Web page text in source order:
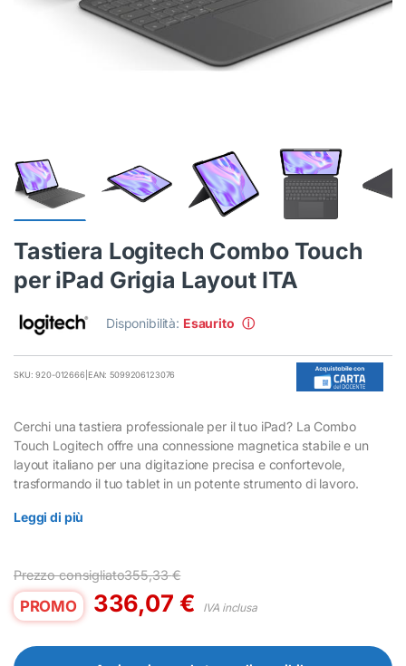
Tastiera Logitech Combo Touch
per iPad Grigia Layout ITA
Disponibilità: Esaurito ⓘ
SKU: 920-012666 EAN: 5099206123076
Cerchi una tastiera professionale per il tuo iPad? La Combo
Touch Logitech offre una connessione magnetica stabile e un
layout italiano per una digitazione precisa e confortevole,
trasformando il tuo tablet in un potente strumento di lavoro.
Leggi di più
Prezzo consigliato355,33€
PROMO 336,07 € IVA inclusa